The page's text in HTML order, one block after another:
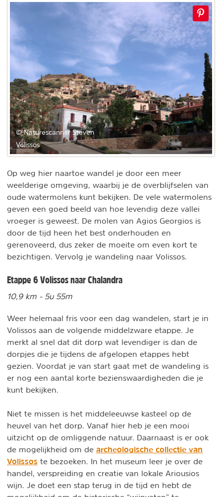
© Naturescanner Steven
Volissos
Op weg hier naartoe wandel je door een meer
weelderige omgeving, waarbij je de overblijfselen van
oude watermolens kunt bekijken. De vele watermolens
geven een goed beeld van hoe levendig deze vallei
vroeger is geweest. De molen van Agios Georgios is
door de tijd heen het best onderhouden en
gerenoveerd, dus zeker de moeite om even kort te
bezichtigen. Vervolg je wandeling naar Volissos.
Etappe 6 Volissos naar Chalandra
10,9 km - 5u 55m
Weer helemaal fris voor een dag wandelen, start je in
Volissos aan de volgende middelzware etappe. Je
merkt al snel dat dit dorp wat levendiger is dan de
dorpjes die je tijdens de afgelopen etappes hebt
gezien. Voordat je van start gaat met de wandeling is
er nog een aantal korte bezienswaardigheden die je
kunt bekijken.
Niet te missen is het middeleeuwse kasteel op de
heuvel van het dorp. Vanaf hier heb je een mooi
uitzicht op de omliggende natuur. Daarnaast is er ook
de mogelijkheid om de archeologische collectie van
Volissos te bezoeken. In het museum leer je over de
handel, verspreiding en creatie van lokale Ariousios
wijn. Je doet een stap terug in de tijd en hebt de